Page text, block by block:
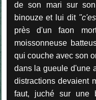
de son mari sur
binouze et lui dit
près d'un faon
moissonneuse
qui couche avec son
dans la gueule d'une
distractions devaient
faut, juché sur une